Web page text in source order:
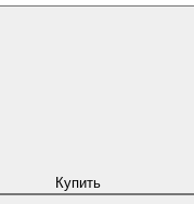
Купить